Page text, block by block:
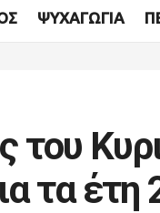
ΨΥΧΑΓΩΓΊΑ
του
τα έτη